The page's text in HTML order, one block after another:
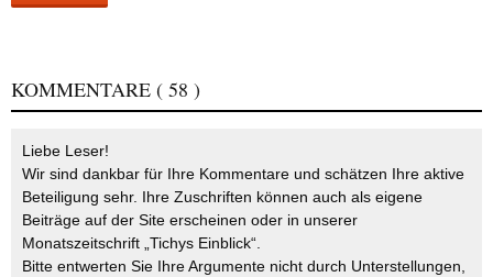
KOMMENTARE ( 58 )
Liebe Leser!
Wir sind dankbar für Ihre Kommentare und schätzen Ihre aktive
Beteiligung sehr. Ihre Zuschriften können auch als eigene
Beiträge auf der Site erscheinen oder in unserer
Monatszeitschrift „Tichys Einblick“.
Bitte entwerten Sie Ihre Argumente nicht durch Unterstellungen,